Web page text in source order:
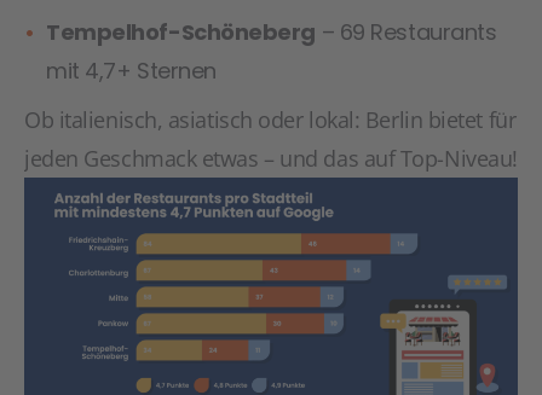
Tempelhof-Schöneberg – 69 Restaurants
mit 4,7+ Sternen
Ob italienisch, asiatisch oder lokal: Berlin bietet für
jeden Geschmack etwas – und das auf Top-Niveau!